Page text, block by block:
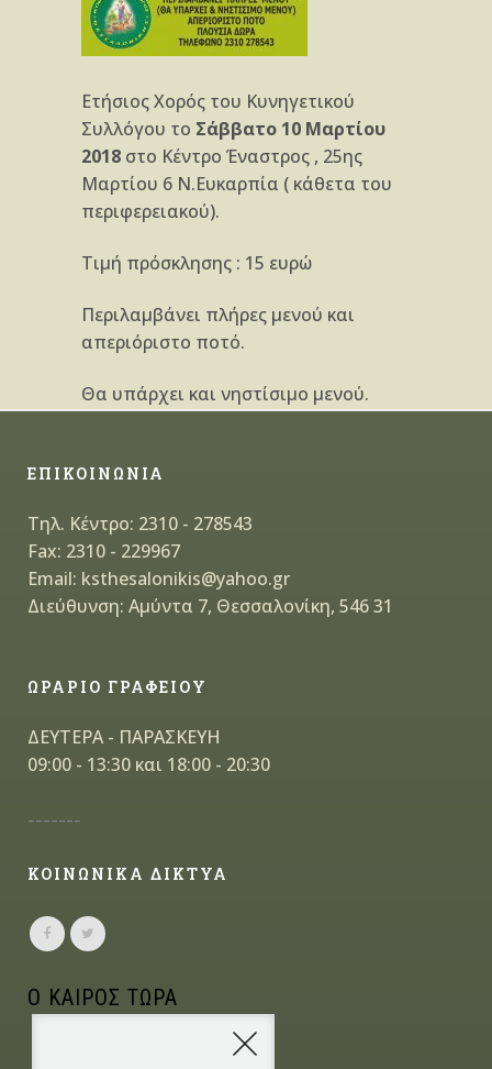
Ετήσιος Χορός του Κυνηγετικού
Συλλόγου το Σάββατο 10 Μαρτίου
2018 στο Κέντρο Έναστρος , 25ης
Μαρτίου 6 Ν.Ευκαρπία ( κάθετα του
περιφερειακού).
Τιμή πρόσκλησης : 15 ευρώ
Περιλαμβάνει πλήρες μενού και
απεριόριστο ποτό.
Θα υπάρχει και νηστίσιμο μενού.
ΕΠΙΚΟΙΝΩΝΙΑ
Τηλ. Κέντρο: 2310 - 278543
Fax: 2310 - 229967
Email: ksthesalonikis@yahoo.gr
Διεύθυνση: Αμύντα 7, Θεσσαλονίκη, 546 31
ΩΡΑΡΙΟ ΓΡΑΦΕΙΟΥ
ΔΕΥΤΕΡΑ - ΠΑΡΑΣΚΕΥΗ
09:00 - 13:30 και 18:00 - 20:30
-------
ΚΟΙΝΩΝΙΚΑ ΔΙΚΤΥΑ
Ο ΚΑΙΡΟΣ ΤΩΡΑ